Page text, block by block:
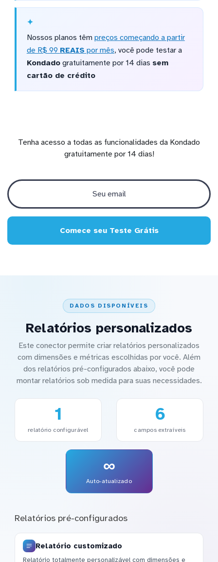
Nossos planos têm preços começando a partir
de R$ 99 REAIS por mês, você pode testar a
Kondadogratuitamente por 14 dias sem
cartão de crédito
Tenha acesso a todas as funcionalidades da Kondado
gratuitamente por 14 dias!
Comece seu Teste Grátis
DADOS DISPONÍVEIS
Relatórios personalizados
Este conector permite criar relatórios personalizados
com dimensões e métricas escolhidas por você. Além
dos relatórios pré-configurados abaixo, você pode
montar relatórios sob medida para suas necessidades.
1
relatório configurável
6
campos extraíveis
∞
Auto-atualizado
Relatórios pré-configurados
Relatório customizado
Relatório totalmente personalizável com dimensões e